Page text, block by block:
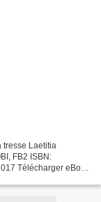
tresse Laetitia
FB2 ISBN:
Télécharger eBook